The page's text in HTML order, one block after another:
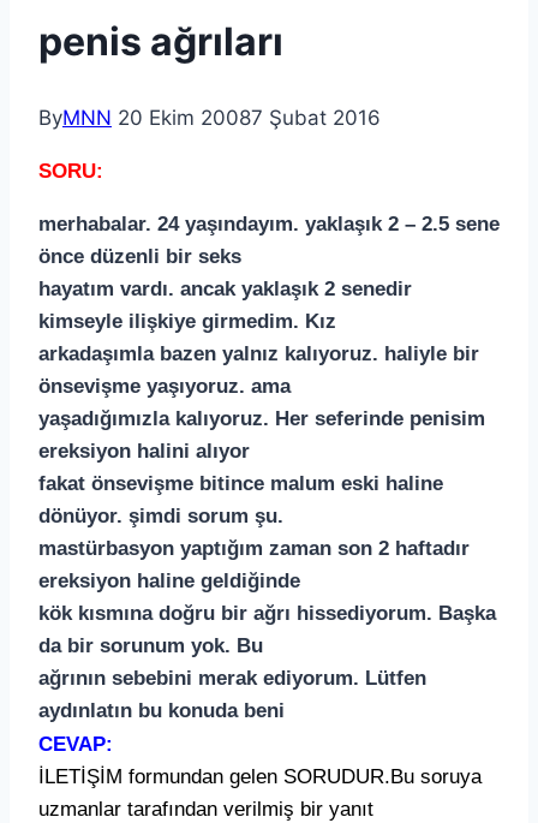
penis ağrıları
ByMNN 20 Ekim 20087 Şubat 2016
SORU:
merhabalar. 24 yaşındayım. yaklaşık 2 – 2.5 sene
önce düzenli bir seks
hayatım vardı. ancak yaklaşık 2 senedir
kimseyle ilişkiye girmedim. Kız
arkadaşımla bazen yalnız kalıyoruz. haliyle bir
önsevişme yaşıyoruz. ama
yaşadığımızla kalıyoruz. Her seferinde penisim
ereksiyon halini alıyor
fakat önsevişme bitince malum eski haline
dönüyor. şimdi sorum şu.
mastürbasyon yaptığım zaman son 2 haftadır
ereksiyon haline geldiğinde
kök kısmına doğru bir ağrı hissediyorum. Başka
da bir sorunum yok. Bu
ağrının sebebini merak ediyorum. Lütfen
aydınlatın bu konuda beni
CEVAP:
İLETİŞİM formundan gelen SORUDUR.Bu soruya
uzmanlar tarafından verilmiş bir yanıt